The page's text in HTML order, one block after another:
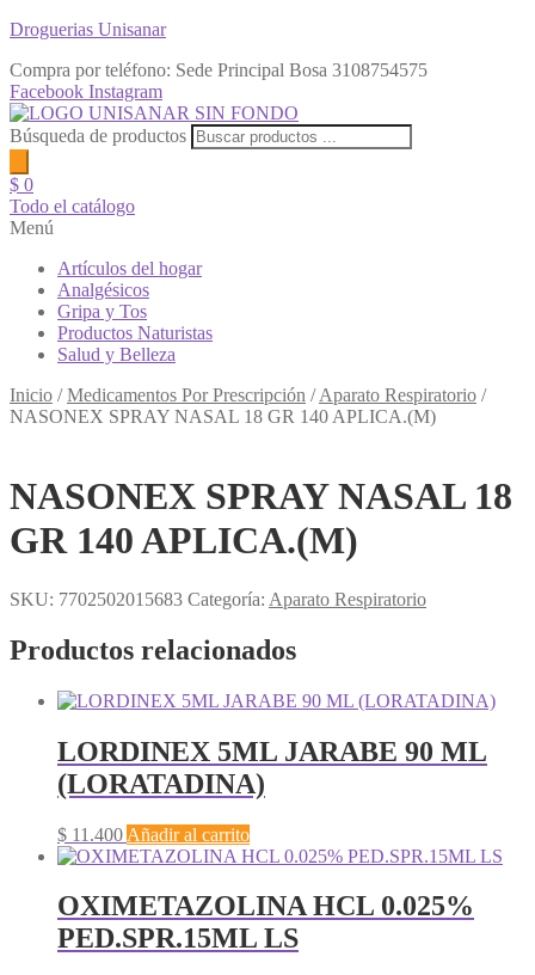
Droguerias Unisanar
Compra por teléfono: Sede Principal Bosa 3108754575
Facebook Instagram
Búsqueda de productos
$ 0
Todo el catálogo
Menú
Artículos del hogar
Analgésicos
Gripa y Tos
Productos Naturistas
Salud y Belleza
Inicio /Medicamentos Por Prescripción /Aparato Respiratorio /
NASONEX SPRAY NASAL 18 GR 140 APLICA.(M)
NASONEX SPRAY NASAL 18
GR 140 APLICA.(M)
SKU: 7702502015683 Categoría: Aparato Respiratorio
Productos relacionados
LORDINEX 5ML JARABE 90 ML
(LORATADINA)
$ 11.400 Añadir al carrito
OXIMETAZOLINA HCL 0.025%
PED.SPR.15ML LS